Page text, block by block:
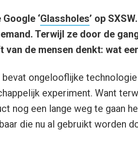
‘Glassholes’ op
Terwijl ze door de
van de mensen denkt: wat
bevat ongelooflijke
experiment. Want
nog een lange weg te gaan
die nu al gebruikt worden